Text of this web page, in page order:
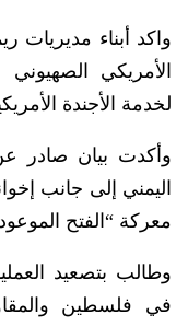
واكد أبناء مديريات
الأمريكي
لخدمة الأجندة
وأكدت بيان صادر
اليمني إلى جانب
معركة “الفتح
وطالب بتصعيد
في فلسطين